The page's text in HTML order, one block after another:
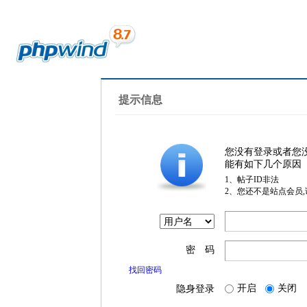
提示信息
您没有登录或者您
能有如下几个原因
1、帖子ID非法
2、您还不是站点会员
密 码
找回密码
隐身登录 开启 关闭